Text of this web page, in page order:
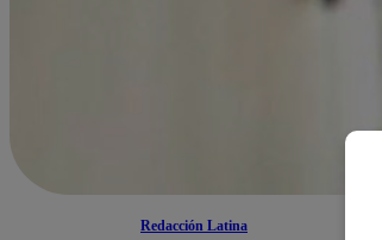
Redacción Latina